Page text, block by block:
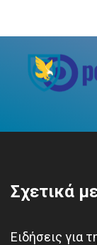
Σχετικά
Ειδήσεις για